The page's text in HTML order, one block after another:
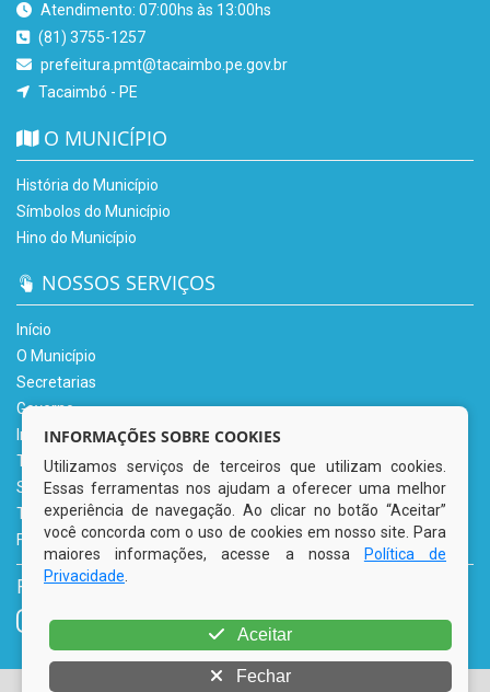
Atendimento: 07:00hs às 13:00hs
(81) 3755-1257
prefeitura.pmt@tacaimbo.pe.gov.br
Tacaimbó - PE
O MUNICÍPIO
História do Município
Símbolos do Município
Hino do Município
NOSSOS SERVIÇOS
Início
O Município
Secretarias
Governo
Informe-se
Transparência
Serviços Digitais
Tributário
Fale Conosco
REDES SOCIAIS
INFORMAÇÕES SOBRE COOKIES
Utilizamos serviços de terceiros que utilizam cookies.
Essas ferramentas nos ajudam a oferecer uma melhor
experiência de navegação. Ao clicar no botão “Aceitar”
você concorda com o uso de cookies em nosso site. Para
maiores informações, acesse a nossa
Política de
Privacidade
Aceitar
Fechar